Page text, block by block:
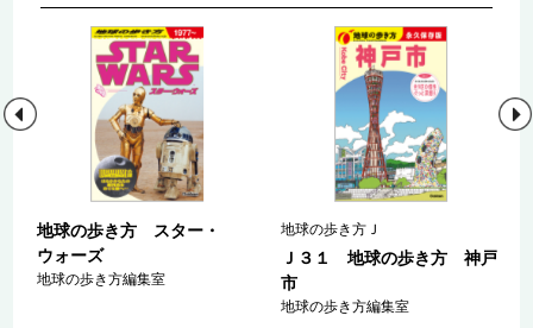
地球の歩き方 スター・
ウォーズ
地球の歩き方編集室
地球の歩き方Ｊ
Ｊ３１ 地球の歩き方 神戸
市
地球の歩き方編集室